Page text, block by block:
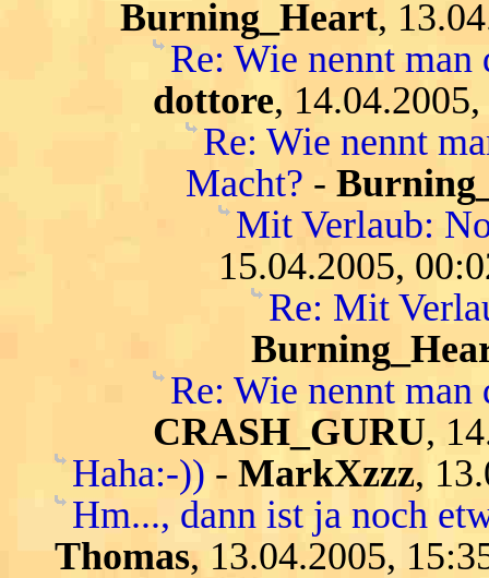
Burning_Heart,
Re: Wie nennt man
dottore,
Re: Wie nennt
Macht? -
Mit Verlaub:
15.04.2005,
Re: Mit
Re: Wie nennt man
CRASH_GURU,
Haha:-)) - MarkXzzz,
Hm..., dann ist ja noch
Thomas, 13.04.2005,